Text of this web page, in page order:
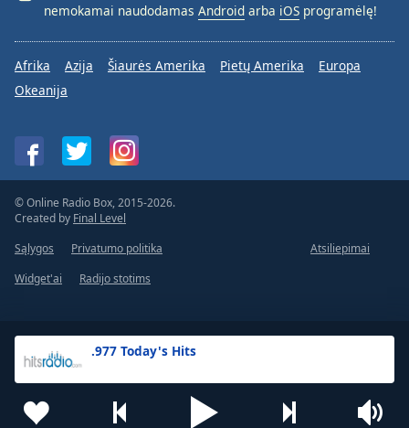
.977 Today's Hits
nemokamai naudodamas Android arba iOS programėlę!
Afrika Azija Šiaurės Amerika Pietų Amerika
Europa
Okeanija
© Online Radio Box, 2015-2026.
Created by Final Level
Sąlygos
Privatumo politika
Atsiliepimai
Widget'ai
Radijo stotims